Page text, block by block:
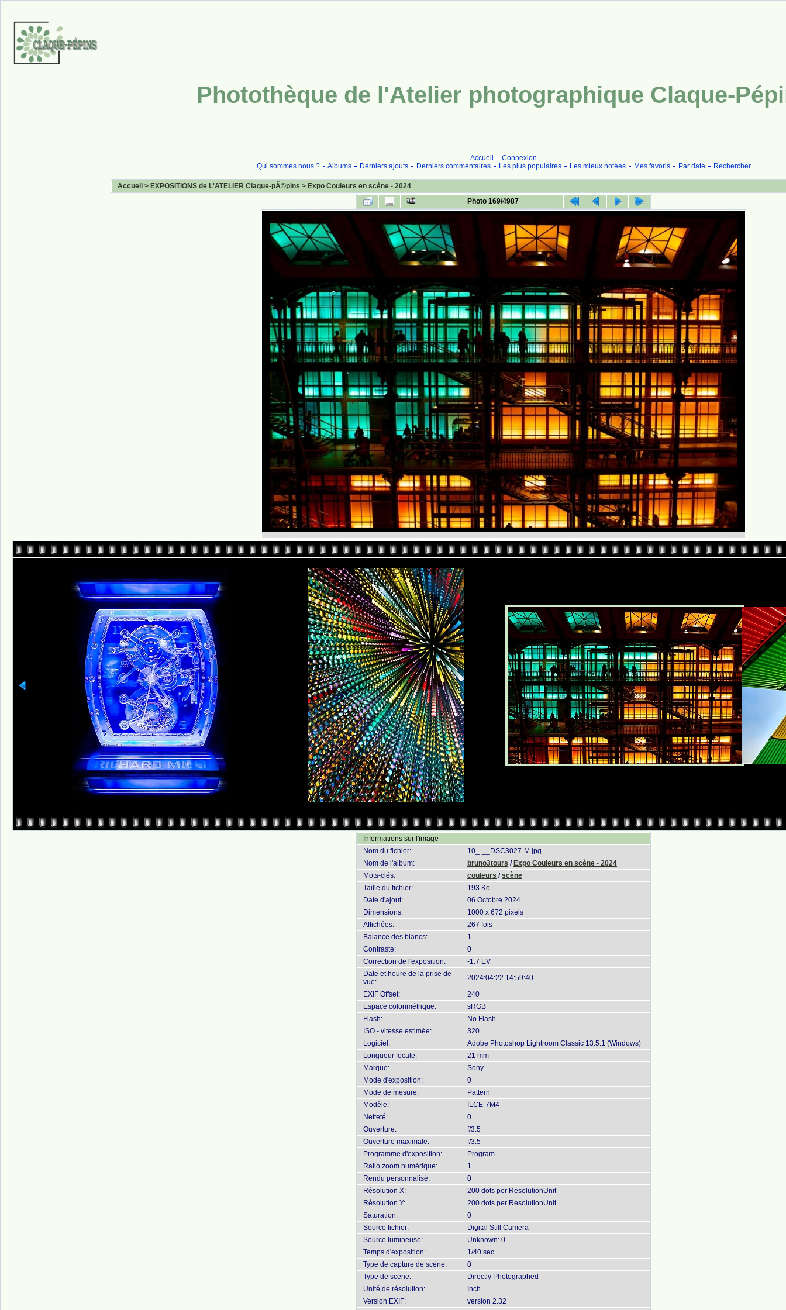
Photothèque de l'Atelier photographique Claque-
Accueil
Connexion
Qui sommes nous ?
Albums Derniers ajouts Derniers commentaires Les plus populaires Les mieux notées Mes favoris Par date Rechercher
Accueil > EXPOSITIONS de L'ATELIER Claque-pÃ©pins > Expo Couleurs en scène - 2024
Photo 169/4987
Informations sur l'image
Nom du fichier:
10_-__DSC3027-M.jpg
Nom de l'album:
bruno3tours / Expo Couleurs en scène - 2024
Mots-clés:
couleurs /scène
Taille du fichier:
193 Ko
Date d'ajout:
06 Octobre 2024
Dimensions:
1000 x 672 pixels
Affichées:
267 fois
Balance des blancs:
1
Contraste:
0
Correction de l'exposition:
-1.7 EV
Date et heure de la prise de
vue:
2024:04:22 14:59:40
EXIF Offset:
240
Espace colorimétrique:
sRGB
Flash:
No Flash
ISO - vitesse estimée:
320
Logiciel:
Adobe Photoshop Lightroom Classic 13.5.1 (Windows)
Longueur focale:
21 mm
Marque:
Sony
Mode d'exposition:
0
Mode de mesure:
Pattern
Modèle:
ILCE-7M4
Netteté:
0
Ouverture:
f/3.5
Ouverture maximale:
f/3.5
Programme d'exposition:
Program
Ratio zoom numérique:
1
Rendu personnalisé:
0
Résolution X:
200 dots per ResolutionUnit
Résolution Y:
200 dots per ResolutionUnit
Saturation:
0
Source fichier:
Digital Still Camera
Source lumineuse:
Unknown: 0
Temps d'exposition:
1/40 sec
Type de capture de scène:
0
Type de scene:
Directly Photographed
Unité de résolution:
Inch
Version EXIF:
version 2.32